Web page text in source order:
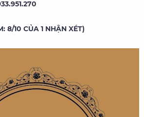
8/10 CỦA 1 NHẬN XÉT)